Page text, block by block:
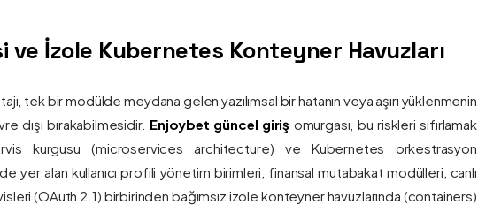
ve İzole Kubernetes Konteyner Havuzları
tek bir modülde meydana gelen yazılımsal bir hatanın veya aşırı yüklenmenin
dışı bırakabilmesidir. Enjoybet güncel giriş omurgası, bu riskleri sıfırlamak
kurgusu (microservices architecture) ve Kubernetes orkestrasyon
yer alan kullanıcı profili yönetim birimleri, finansal mutabakat modülleri, canlı
(OAuth 2.1) birbirinden bağımsız izole konteyner havuzlarında (containers)